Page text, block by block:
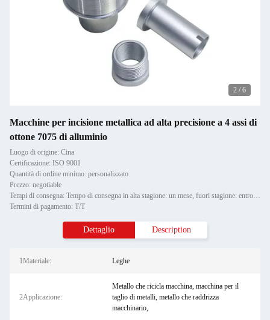
2 / 6
Macchine per incisione metallica ad alta precisione a 4 assi di
ottone 7075 di alluminio
Luogo di origine: Cina
Certificazione: ISO 9001
Quantità di ordine minimo: personalizzato
Prezzo: negotiable
Tempi di consegna: Tempo di consegna in alta stagione: un mese, fuori stagione: entro 15 giorni lavorativi
Termini di pagamento: T/T
Dettaglio Description
1Materiale: Leghe
2Applicazione:
Metallo che ricicla macchina, macchina per il
taglio di metalli, metallo che raddrizza
macchinario,